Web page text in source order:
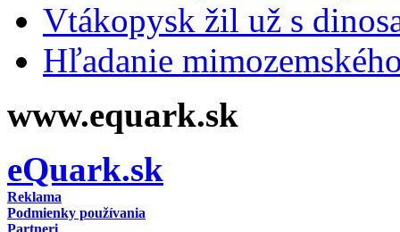
Vtákopysk žil už s
Hľadanie
www.equark.sk
eQuark.sk
Reklama
Podmienky používania
Partneri